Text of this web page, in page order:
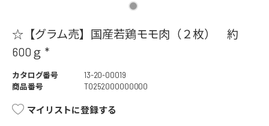
☆【グラム売】国産若鶏モモ肉（２枚） 約
600ｇ *
カタログ番号
13-20-00019
商品番号
T0252000000000
マイリストに登録する